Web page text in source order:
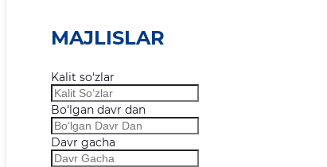
MAJLISLAR
Kalit so‘zlar
Bo‘lgan davr dan
Davr gacha